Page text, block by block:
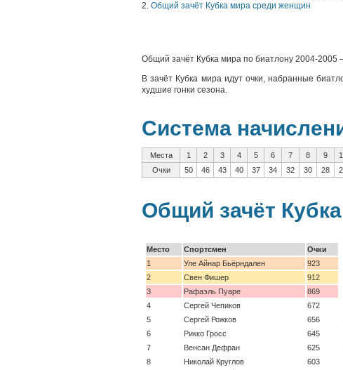
2. Общий зачёт Кубка мира среди женщин
Общий зачёт Кубка мира по биатлону 2004-2005
В зачёт Кубка мира идут очки, набранные
худшие гонки сезона.
Система
Места 1 2 3 4 5 6 7 8 9
Очки
50 46 43 40 37 34 32 30 28
Общий зачёт
Место Спортсмен
Очки
1
Уле Айнар Бьёрндален
923
2
Свен Фишер
912
3
Рафаэль Пуаре
869
4
Сергей Чепиков
672
5
Сергей Рожков
656
6
Рикко Гросс
645
7
Венсан Дефран
625
8
Николай Круглов
603